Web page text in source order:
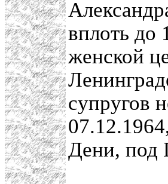
вплоть до
женской
супругов
Дени, под